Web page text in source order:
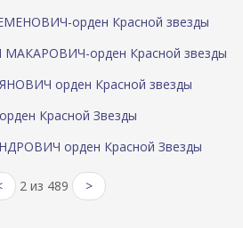
орден Красной звезды
орден Красной звезды
орден Красной звезды
Красной Звезды
орден Красной Звезды
2 из 489 >